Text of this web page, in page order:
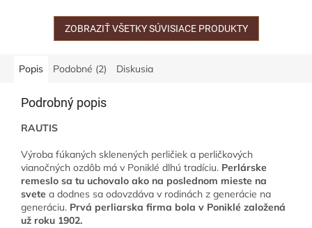
kulisu zvuku zvonenia...
ZOBRAZIŤ VŠETKY SÚVISIACE PRODUKTY
Popis Podobné (2) Diskusia
Podrobný popis
RAUTIS
Výroba fúkaných sklenených perličiek a perličkových
vianočných ozdôb má v Poniklé dlhú tradíciu. Perlárske
remeslo sa tu uchovalo ako na poslednom mieste na
svete a dodnes sa odovzdáva v rodinách z generácie na
generáciu. Prvá perliarska firma bola v Poniklé založená
už roku 1902.